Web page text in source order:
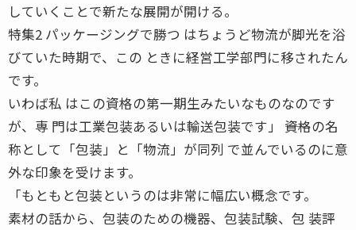
していくことで新たな展開が開ける。
特集2 パッケージングで勝つ はちょうど物流が脚光を浴
びていた時期で、この ときに経営工学部門に移されたん
です。
いわば私 はこの資格の第一期生みたいなものなのです
が、専 門は工業包装あるいは輸送包装です」 ――資格の名
称として「包装」と「物流」が同列 で並んでいるのに意
外な印象を受けます。
「もともと包装というのは非常に幅広い概念です。
素材の話から、包装のための機器、包装試験、包 装評